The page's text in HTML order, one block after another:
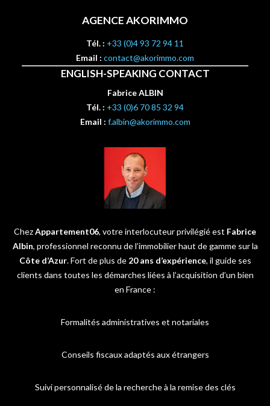
AGENCE AKORIMMO
Tél. : +33 (0)4 93 72 94 11
Email : contact@akorimmo.com
ENGLISH-SPEAKING CONTACT
Fabrice ALBIN
Tél. : +33 (0)6 70 85 32 94
Email : f.albin@akorimmo.com
ChezAppartement06, votre interlocuteur privilégié est Fabrice
Albin, professionnel reconnu de l’immobilier haut de gamme sur la
Côte d’Azur. Fort de plus de 20 ans d’expérience, il guide ses
clients dans toutes les démarches liées à l’acquisition d’un bien
en France :
Formalités administratives et notariales
Conseils fiscaux adaptés aux étrangers
Suivi personnalisé de la recherche à la remise des clés